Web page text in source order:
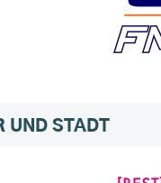
UND STADT